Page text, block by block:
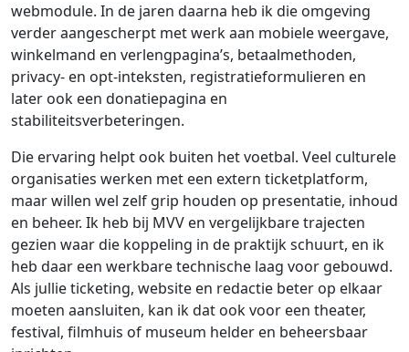
webmodule. In de jaren daarna heb ik die omgeving
verder aangescherpt met werk aan mobiele weergave,
winkelmand en verlengpagina’s, betaalmethoden,
privacy- en opt-inteksten, registratieformulieren en
later ook een donatiepagina en
stabiliteitsverbeteringen.
Die ervaring helpt ook buiten het voetbal. Veel culturele
organisaties werken met een extern ticketplatform,
maar willen wel zelf grip houden op presentatie, inhoud
en beheer. Ik heb bij MVV en vergelijkbare trajecten
gezien waar die koppeling in de praktijk schuurt, en ik
heb daar een werkbare technische laag voor gebouwd.
Als jullie ticketing, website en redactie beter op elkaar
moeten aansluiten, kan ik dat ook voor een theater,
festival, filmhuis of museum helder en beheersbaar